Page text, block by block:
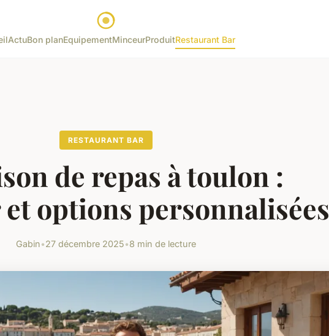
ActuBon planEquipementMinceurProduitRestaurant Bar
RESTAURANT BAR
de repas à toulon :
options personnalisées
Gabin•27 décembre 2025•8 min de lecture